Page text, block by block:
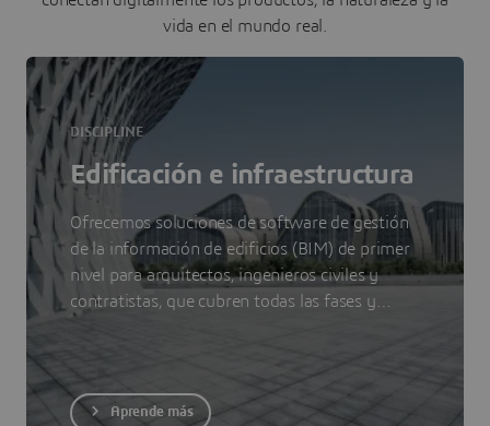
vida en el mundo real.
DISCIPLINE
Edificación e infraestructura
Ofrecemos soluciones de software de gestión
de la información de edificios (BIM) de primer
nivel para arquitectos, ingenieros civiles y
contratistas, que cubren todas las fases y
Aprende más